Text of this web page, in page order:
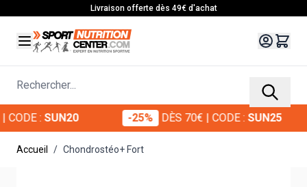
Livraison offerte dès 49€ d'achat
Rechercher...
:SUN20 -25% DÈS 70€ | CODE :SUN25
Accueil / Chondrostéo+ Fort